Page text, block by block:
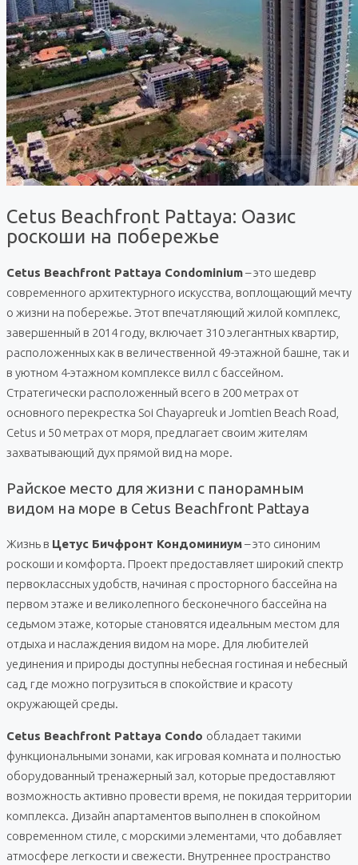
Cetus Beachfront Pattaya: Оазис
роскоши на побережье
Cetus Beachfront Pattaya Condominium– это шедевр
современного архитектурного искусства, воплощающий мечту
о жизни на побережье. Этот впечатляющий жилой комплекс,
завершенный в 2014 году, включает 310 элегантных квартир,
расположенных как в величественной 49-этажной башне, так и
в уютном 4-этажном комплексе вилл с бассейном.
Стратегически расположенный всего в 200 метрах от
основного перекрестка Soi Chayapreuk и Jomtien Beach Road,
Cetus и 50 метрах от моря, предлагает своим жителям
захватывающий дух прямой вид на море.
Райское место для жизни с панорамным
видом на море в Cetus Beachfront Pattaya
Жизнь в Цетус Бичфронт Кондоминиум– это синоним
роскоши и комфорта. Проект предоставляет широкий спектр
первоклассных удобств, начиная с просторного бассейна на
первом этаже и великолепного бесконечного бассейна на
седьмом этаже, которые становятся идеальным местом для
отдыха и наслаждения видом на море. Для любителей
уединения и природы доступны небесная гостиная и небесный
сад, где можно погрузиться в спокойствие и красоту
окружающей среды.
Cetus Beachfront Pattaya Condo обладает такими
функциональными зонами, как игровая комната и полностью
оборудованный тренажерный зал, которые предоставляют
возможность активно провести время, не покидая территории
комплекса. Дизайн апартаментов выполнен в спокойном
современном стиле, с морскими элементами, что добавляет
атмосфере легкости и свежести. Внутреннее пространство